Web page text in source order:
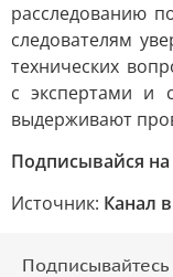
расследованию
следователям
технических
с экспертами и
выдерживают
Подписывайся
Источник: Канал